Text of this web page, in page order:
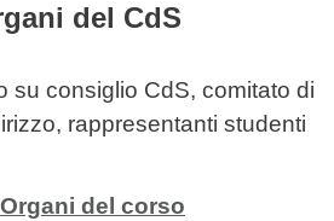
del CdS
su consiglio CdS, comitato di
rappresentanti studenti
Organi del corso